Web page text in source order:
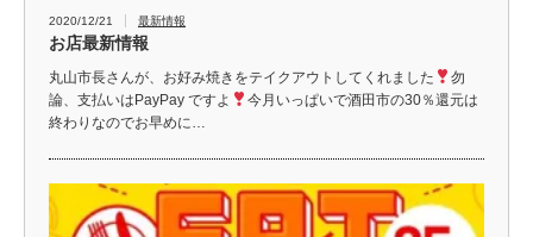
2020/12/21 最新情報
お店最新情報
丸山市長さんが、お好み焼きをテイクアウトしてくれました
勿
論、支払いはPayPay ですよ
今月いっぱいで酒田市の30％還元は
終わりなのでお早めに